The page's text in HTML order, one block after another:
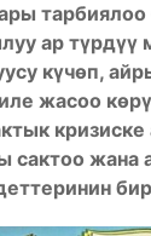
тарбиялоо
ар
күчөп,
жасоо
кризиске
сактоо